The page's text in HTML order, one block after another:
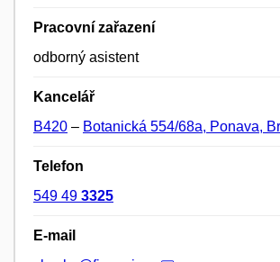
Pracovní zařazení
odborný asistent
Kancelář
B420 – Botanická 554/68a, Ponava,
Telefon
549 49 3325
E-mail